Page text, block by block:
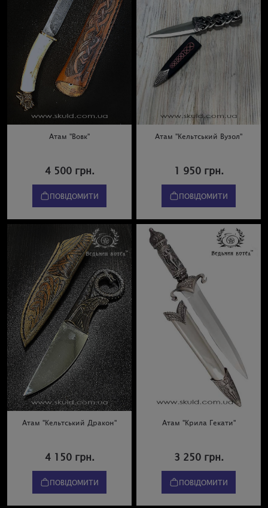
Атам "Вовк"
4 500 грн.
ПОВІДОМИТИ
Атам "Кельтський Вузол"
1 950 грн.
ПОВІДОМИТИ
Атам "Кельтський Дракон"
4 150 грн.
ПОВІДОМИТИ
Атам "Крила Гекати"
3 250 грн.
ПОВІДОМИТИ